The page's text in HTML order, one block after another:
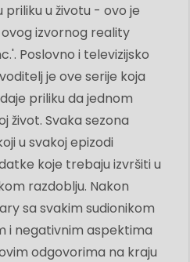
priliku u životu - ovo je
izvornog reality
Poslovno i televizijsko
je ove serije koja
priliku da jednom
život. Svaka sezona
u svakoj epizodi
koje trebaju izvršiti u
razdoblju. Nakon
sa svakim sudionikom
i negativnim aspektima
odgovorima na kraju